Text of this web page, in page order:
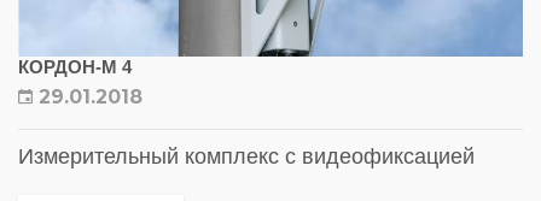
КОРДОН-М 4
29.01.2018
Измерительный комплекс с видеофиксацией